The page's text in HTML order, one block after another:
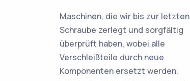
Maschinen, die wir bis zur letzten
Schraube zerlegt und sorgfältig
überprüft haben, wobei alle
Verschleißteile durch neue
Komponenten ersetzt werden.